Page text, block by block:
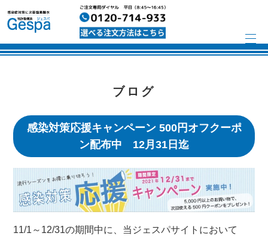
ブログ
感染対策応援キャンペーン 500円オフクーポ
ン配布中 12月31日迄
11/1～12/31の期間中に、当ジェスパサイトにおいて